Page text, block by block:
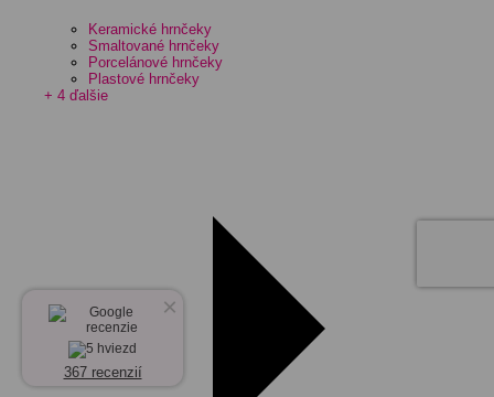
Keramické hrnčeky
Smaltované hrnčeky
Porcelánové hrnčeky
Plastové hrnčeky
+ 4 ďalšie
×
367 recenzií